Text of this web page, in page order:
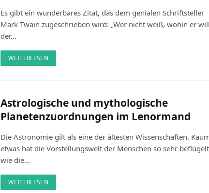
Es gibt ein wunderbares Zitat, das dem genialen Schriftsteller
Mark Twain zugeschrieben wird: „Wer nicht weiß, wohin er
der…
WEITERLESEN
Astrologische und mythologische
Planetenzuordnungen im Lenormand
Die Astronomie gilt als eine der ältesten Wissenschaften.
etwas hat die Vorstellungswelt der Menschen so sehr
wie die…
WEITERLESEN